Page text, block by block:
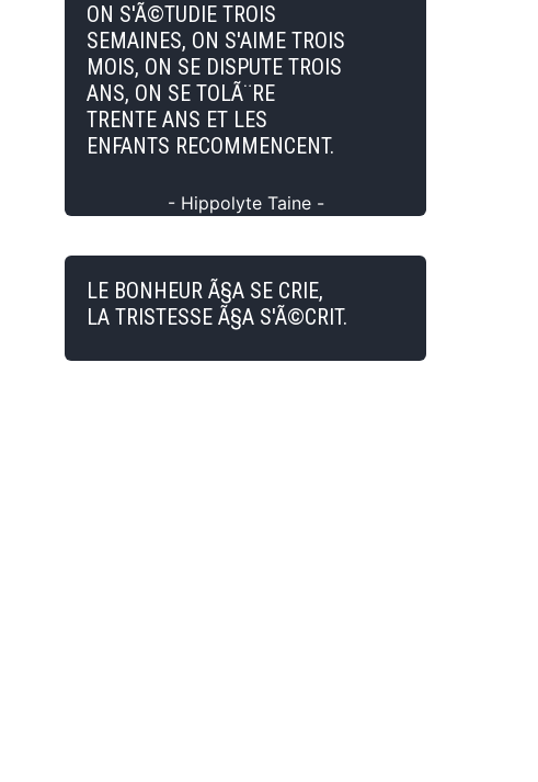
ON S'Ã©TUDIE TROIS
SEMAINES, ON S'AIME TROIS
MOIS, ON SE DISPUTE TROIS
ANS, ON SE TOLÃ¨RE
TRENTE ANS ET LES
ENFANTS RECOMMENCENT.
- Hippolyte Taine -
LE BONHEUR Ã§A SE CRIE,
LA TRISTESSE Ã§A S'Ã©CRIT.